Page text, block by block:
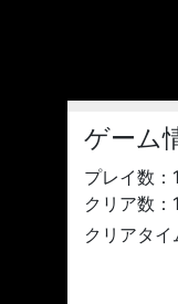
ゲーム
プレイ数：
クリア数：
クリアタ